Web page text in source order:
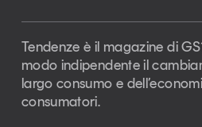
Tendenze è il magazine di
modo indipendente il
largo consumo e
consumatori.